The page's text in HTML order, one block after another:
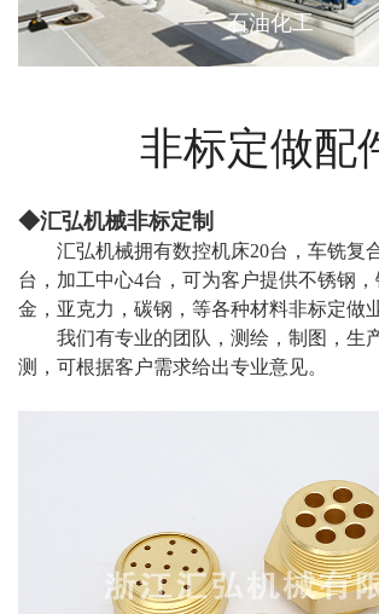
石油化工
非标定做配
◆汇弘机械非标定制
汇弘机械拥有数控机床20台，车铣复
台，加工中心4台，可为客户提供不锈钢
金，亚克力，碳钢，等各种材料非标定做
我们有专业的团队，测绘，制图，生
测，可根据客户需求给出专业意见。